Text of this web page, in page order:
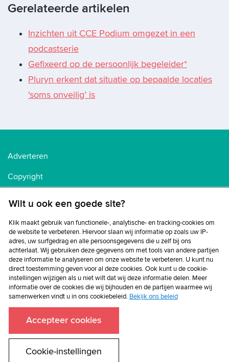
Gerelateerde artikelen
Inzichten uit CCE Podium omgezet in een
podcastserie
Gefixeerd op de persoonlijk begeleider*
Pluryn erkent dat situatie op bepaalde locaties
‘soms onveilig’ is
Adverteren
Copyright
Privacybeleid
Disclaimer
Wilt u ook een goede site?
Klik maakt gebruik van functionele-, analytische- en tracking-cookies om
de website te verbeteren. Hiervoor slaan wij informatie op zoals uw IP-
adres, uw surfgedrag en alle persoonsgegevens die u zelf bij ons
achterlaat. Wij gebruiken deze gegevens om met tools van andere partijen
deze informatie te analyseren om onze website te verbeteren. U kunt nu
direct toestemming geven voor al deze cookies. Ook kunt u de cookie-
instellingen wijzigen als u niet wilt dat wij deze informatie delen. Meer
informatie over de cookies die wij bijhouden en de partijen waarmee wij
samenwerken vindt u in ons cookiebeleid. Bekijk ons beleid
Accepteer cookies
Cookie-instellingen